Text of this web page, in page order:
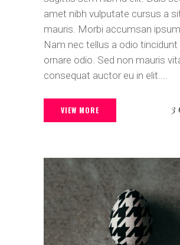
amet nibh vulputate cursus a
mauris. Morbi accumsan
Nam nec tellus a odio
ornare odio. Sed non mauris
consequat auctor eu in elit....
VIEW MORE 3